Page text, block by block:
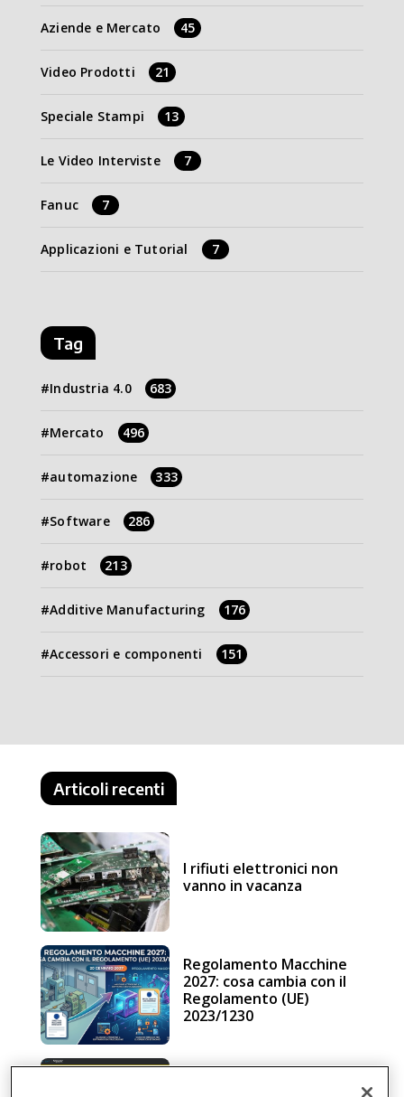
Aziende e Mercato 45
Video Prodotti 21
Speciale Stampi 13
Le Video Interviste 7
Fanuc 7
Applicazioni e Tutorial 7
Tag
Industria 4.0 683
Mercato 496
automazione 333
Software 286
robot 213
Additive Manufacturing 176
Accessori e componenti 151
Articoli recenti
I rifiuti elettronici non
vanno in vacanza
Regolamento Macchine
2027: cosa cambia con il
Regolamento (UE)
2023/1230